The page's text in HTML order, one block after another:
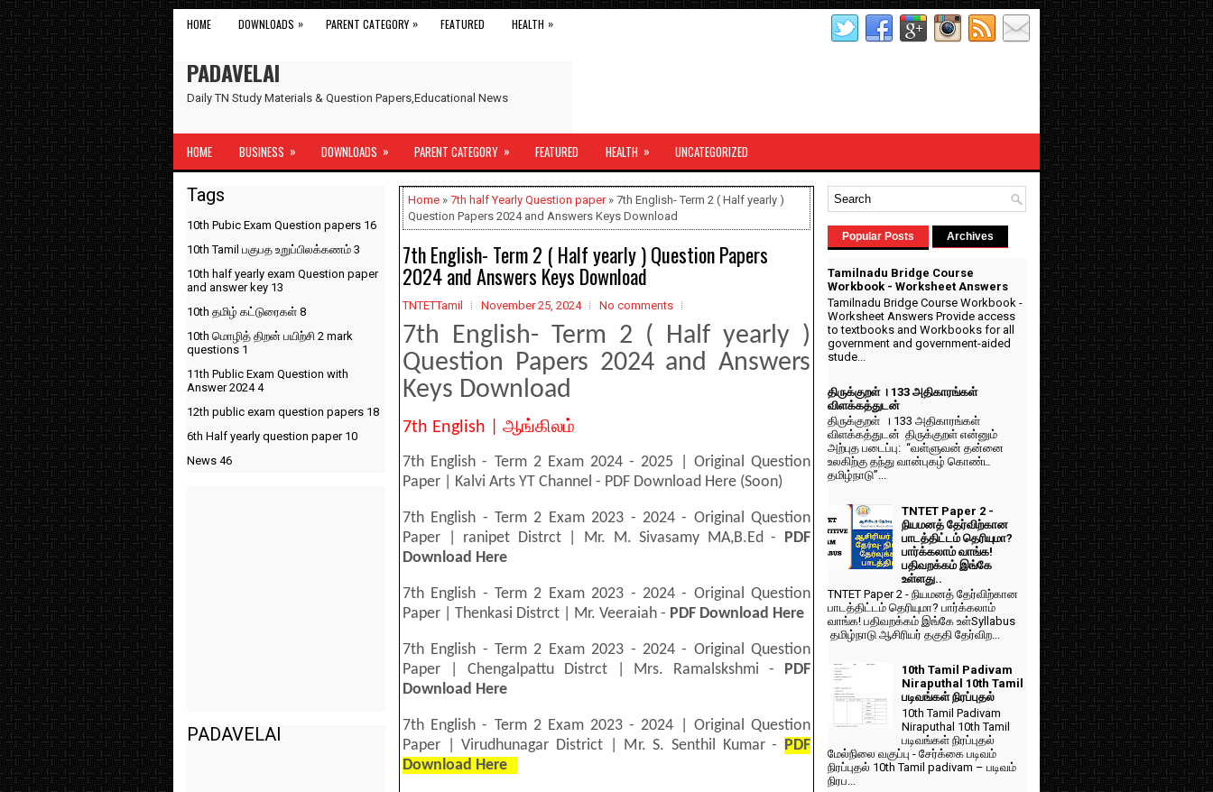
HOME DOWNLOADS » PARENT CATEGORY » FEATURED HEALTH »
PADAVELAI
Daily TN Study Materials & Question Papers,Educational News
HOME BUSINESS » DOWNLOADS » PARENT CATEGORY » FEATURED HEALTH » UNCATEGORIZED
Home » 7th half Yearly Question paper» 7th English- Term 2 ( Half yearly )
Question Papers 2024 and Answers Keys Download
7th English- Term 2 ( Half yearly ) Question Papers
2024 and Answers Keys Download
TNTETTamil November 25, 2024 No comments
7th English- Term 2 ( Half yearly )
Question Papers 2024 and Answers
Keys Download
7th English | ஆங்கிலம்
7th English - Term 2 Exam 2024 - 2025 | Original Question
Paper | Kalvi Arts YT Channel - PDF Download Here (Soon)
7th English - Term 2 Exam 2023 - 2024 - Original Question
Paper | ranipet Distrct | Mr. M. Sivasamy MA,B.Ed - PDF
Download Here
7th English - Term 2 Exam 2023 - 2024 - Original Question
Paper | Thenkasi Distrct | Mr. Veeraiah - PDF Download Here
7th English - Term 2 Exam 2023 - 2024 - Original Question
Paper | Chengalpattu Distrct | Mrs. Ramalskshmi - PDF
Download Here
7th English - Term 2 Exam 2023 - 2024 | Original Question
Paper | Virudhunagar District | Mr. S. Senthil Kumar - PDF
Download Here
Tags
10th Pubic Exam Question papers 16
10th Tamil பகுபத உறுப்பிலக்கணம் 3
10th half yearly exam Question paper
and answer key 13
10th தமிழ் கட்டுரைகள் 8
10th மொழித் திறன் பயிற்சி 2 mark
questions 1
11th Public Exam Question with
Answer 20244
12th public exam question papers 18
6th Half yearly question paper 10
News 46
PADAVELAI
Popular Posts Archives
Tamilnadu Bridge Course
Workbook - Worksheet Answers
Tamilnadu Bridge Course Workbook -
Worksheet Answers Provide access
to textbooks and Workbooks for all
government and government-aided
stude...
திருக்குறள் । 133 அதிகாரங்கள்
விளக்கத்துடன்
திருக்குறள் । 133 அதிகாரங்கள்
விளக்கத்துடன் திருக்குறள் என்னும்
அற்புத படைப்பு: “வள்ளுவன் தன்னை
உலகிற்கு தந்து வான்புகழ் கொண்ட
தமிழ்நாடு”...
TNTET Paper 2 -
நியமனத் தேர்விற்கான
பாடத்திட்டம் தெரியுமா?
பார்க்கலாம் வாங்க!
பதிவறக்கம் இங்கே
உள்ளது..
TNTET Paper 2 - நியமனத் தேர்விற்கான
பாடத்திட்டம் தெரியுமா? பார்க்கலாம்
வாங்க! பதிவறக்கம் இங்கே உள்Syllabus
தமிழ்நாடு ஆசிரியர் தகுதி தேர்விற...
10th Tamil Padivam
Niraputhal 10th Tamil
படிவங்கள் நிரப்புதல்
10th Tamil Padivam
Niraputhal 10th Tamil
படிவங்கள் நிரப்புதல்
மேல்நிலை வகுப்பு - சேர்க்கை படிவம்
நிரப்புதல் 10th Tamil padivam – படிவம்
நிரப...